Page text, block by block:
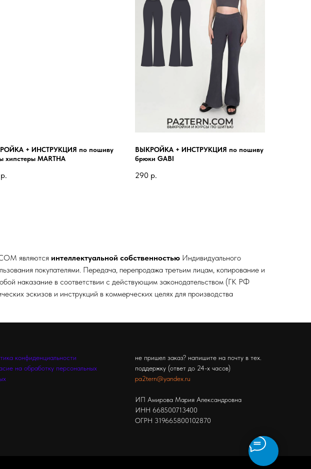
+ ИНСТРУКЦИЯ по пошиву
хипстеры MARTHA
р.
ВЫКРОЙКА + ИНСТРУКЦИЯ по пошиву
брюки GABI
290 р.
являются интеллектуальной собственностью Индивидуального
покупателями. Передача, перепродажа третьим лицам, копирование и
наказание в соответствии с действующим законодательством (ГК РФ
эскизов и инструкций в коммерческих целях для производства
конфиденциальности
на обработку персональных
не пришел заказ? напишите на почту в тех.
поддержку (ответ до 24-х часов)
pa2tern@yandex.ru
ИП Амирова Мария Александровна
ИНН 668500713400
ОГРН 319665800102870